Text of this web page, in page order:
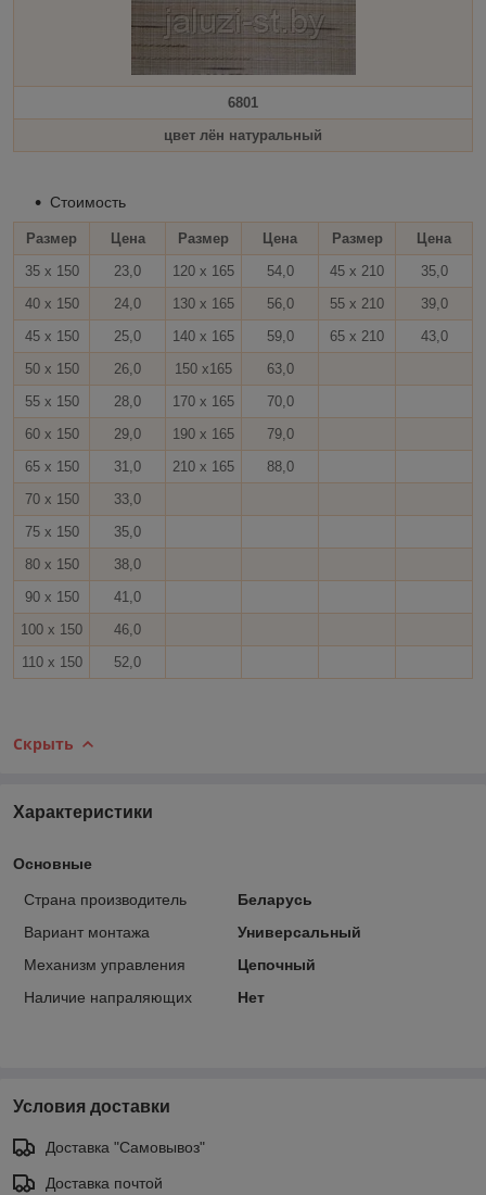
6801
цвет лён натуральный
Стоимость
Размер Цена Размер Цена Размер
Цена
35 х 150
23,0 120 х 165 54,0 45 х 210
35,0
40 х 150
24,0 130 х 165 56,0 55 х 210
39,0
45 х 150
25,0 140 х 165 59,0 65 х 210
43,0
50 х 150
26,0 150 х165
63,0
55 х 150
28,0 170 х 165
70,0
60 х 150
29,0 190 х 165
79,0
65 х 150
31,0 210 х 165
88,0
70 х 150
33,0
75 x 150
35,0
80 х 150
38,0
90 х 150
41,0
100 х 150
46,0
110 х 150
52,0
Скрыть
Характеристики
Основные
Страна производитель
Беларусь
Вариант монтажа
Универсальный
Механизм управления
Цепочный
Наличие напраляющих
Нет
Условия доставки
Доставка "Самовывоз"
Доставка почтой